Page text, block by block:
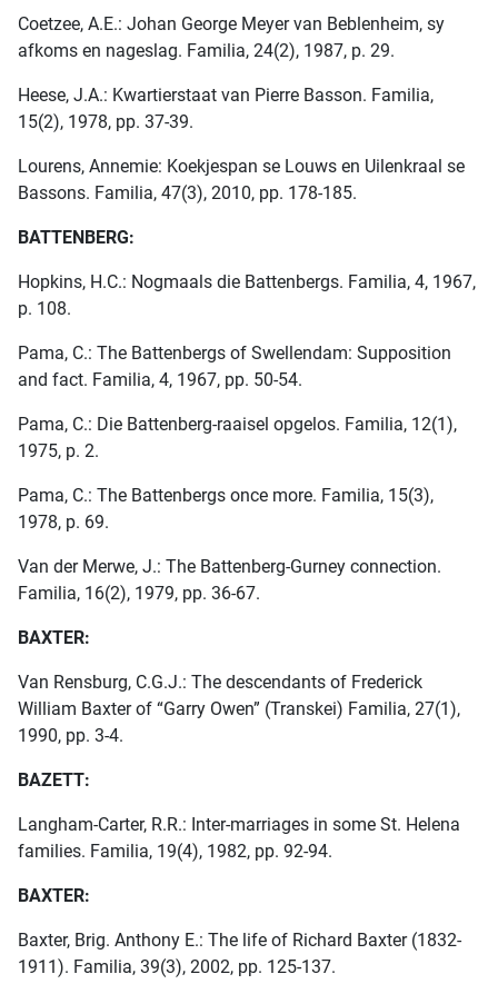
Coetzee, A.E.: Johan George Meyer van Beblenheim, sy
afkoms en nageslag. Familia, 24(2), 1987, p. 29.
Heese, J.A.: Kwartierstaat van Pierre Basson. Familia,
15(2), 1978, pp. 37-39.
Lourens, Annemie: Koekjespan se Louws en Uilenkraal se
Bassons. Familia, 47(3), 2010, pp. 178-185.
BATTENBERG:
Hopkins, H.C.: Nogmaals die Battenbergs. Familia, 4, 1967,
p. 108.
Pama, C.: The Battenbergs of Swellendam: Supposition
and fact. Familia, 4, 1967, pp. 50-54.
Pama, C.: Die Battenberg-raaisel opgelos. Familia, 12(1),
1975, p. 2.
Pama, C.: The Battenbergs once more. Familia, 15(3),
1978, p. 69.
Van der Merwe, J.: The Battenberg-Gurney connection.
Familia, 16(2), 1979, pp. 36-67.
BAXTER:
Van Rensburg, C.G.J.: The descendants of Frederick
William Baxter of “Garry Owen” (Transkei) Familia, 27(1),
1990, pp. 3-4.
BAZETT:
Langham-Carter, R.R.: Inter-marriages in some St. Helena
families. Familia, 19(4), 1982, pp. 92-94.
BAXTER:
Baxter, Brig. Anthony E.: The life of Richard Baxter (1832-
1911). Familia, 39(3), 2002, pp. 125-137.